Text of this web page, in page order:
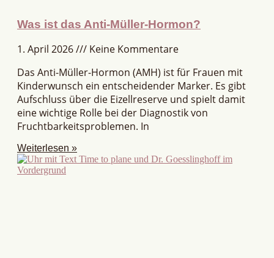
Was ist das Anti-Müller-Hormon?
1. April 2026
Keine Kommentare
Das Anti-Müller-Hormon (AMH) ist für Frauen mit
Kinderwunsch ein entscheidender Marker. Es gibt
Aufschluss über die Eizellreserve und spielt damit
eine wichtige Rolle bei der Diagnostik von
Fruchtbarkeitsproblemen. In
Weiterlesen »